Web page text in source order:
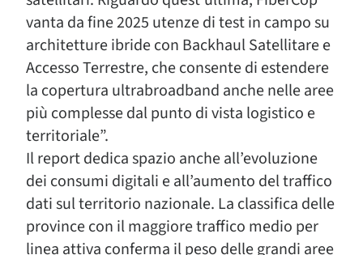
vanta da fine 2025 utenze di test in campo su
architetture ibride con Backhaul Satellitare e
Accesso Terrestre, che consente di estendere
la copertura ultrabroadband anche nelle aree
più complesse dal punto di vista logistico e
territoriale”.
Il report dedica spazio anche all’evoluzione
dei consumi digitali e all’aumento del traffico
dati sul territorio nazionale. La classifica delle
province con il maggiore traffico medio per
linea attiva conferma il peso delle grandi aree